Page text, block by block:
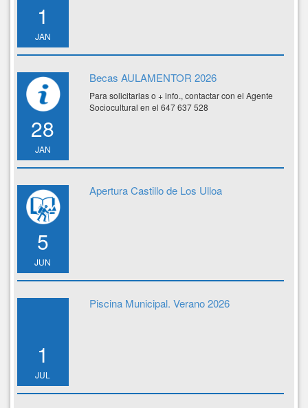
1
JAN
28
JAN
Becas AULAMENTOR 2026
Para solicitarlas o + info., contactar con el Agente
Sociocultural en el 647 637 528
5
JUN
Apertura Castillo de Los Ulloa
1
JUL
Piscina Municipal. Verano 2026